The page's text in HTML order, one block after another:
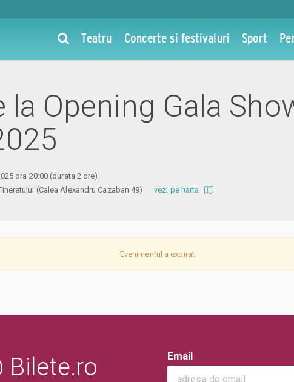
Teatru Concerte si festivaluri Sport
la Opening Gala
ora 20:00 (durata 2 ore)
(Calea Alexandru Cazaban 49)vezi pe harta
Evenimentul a expirat.
Bilete.ro Email